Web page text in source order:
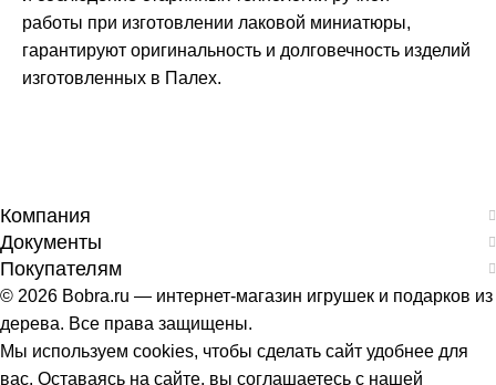
работы при изготовлении лаковой миниатюры,
гарантируют оригинальность и долговечность изделий
изготовленных в Палех.
Компания
Документы
Покупателям
© 2026 Bobra.ru — интернет-магазин игрушек и подарков из
дерева. Все права защищены.
Мы используем cookies, чтобы сделать сайт удобнее для
вас. Оставаясь на сайте, вы соглашаетесь с нашей